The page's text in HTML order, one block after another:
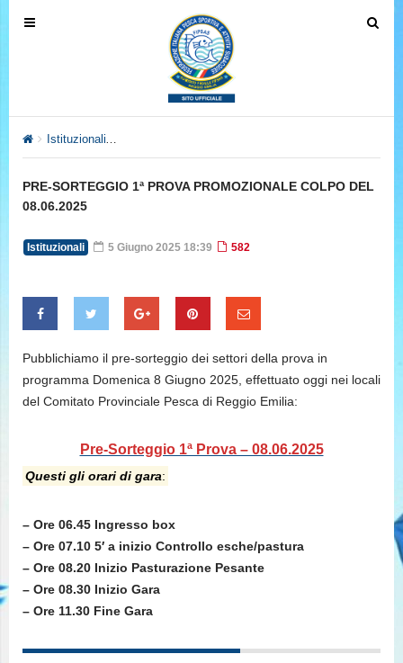
T
v
g
a
T
v
Istituzionali
PRE-SORTEGGIO 1ª PROVA PROMOZIONALE COLPO DEL
08.06.2025
Istituzionali 5 Giugno 2025 18:39 582
Pubblichiamo il pre-sorteggio dei settori della prova in
programma Domenica 8 Giugno 2025, effettuato oggi nei locali
del Comitato Provinciale Pesca di Reggio Emilia:
Pre-Sorteggio 1ª Prova – 08.06.2025
Questi gli orari di gara:
– Ore 06.45 Ingresso box
– Ore 07.10 5′ a inizio Controllo esche/pastura
– Ore 08.20 Inizio Pasturazione Pesante
– Ore 08.30 Inizio Gara
– Ore 11.30 Fine Gara